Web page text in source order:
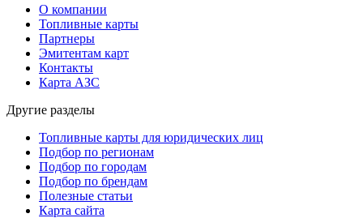
О компании
Топливные карты
Партнеры
Эмитентам карт
Контакты
Карта АЗС
Другие разделы
Топливные карты для юридических лиц
Подбор по регионам
Подбор по городам
Подбор по брендам
Полезные статьи
Карта сайта